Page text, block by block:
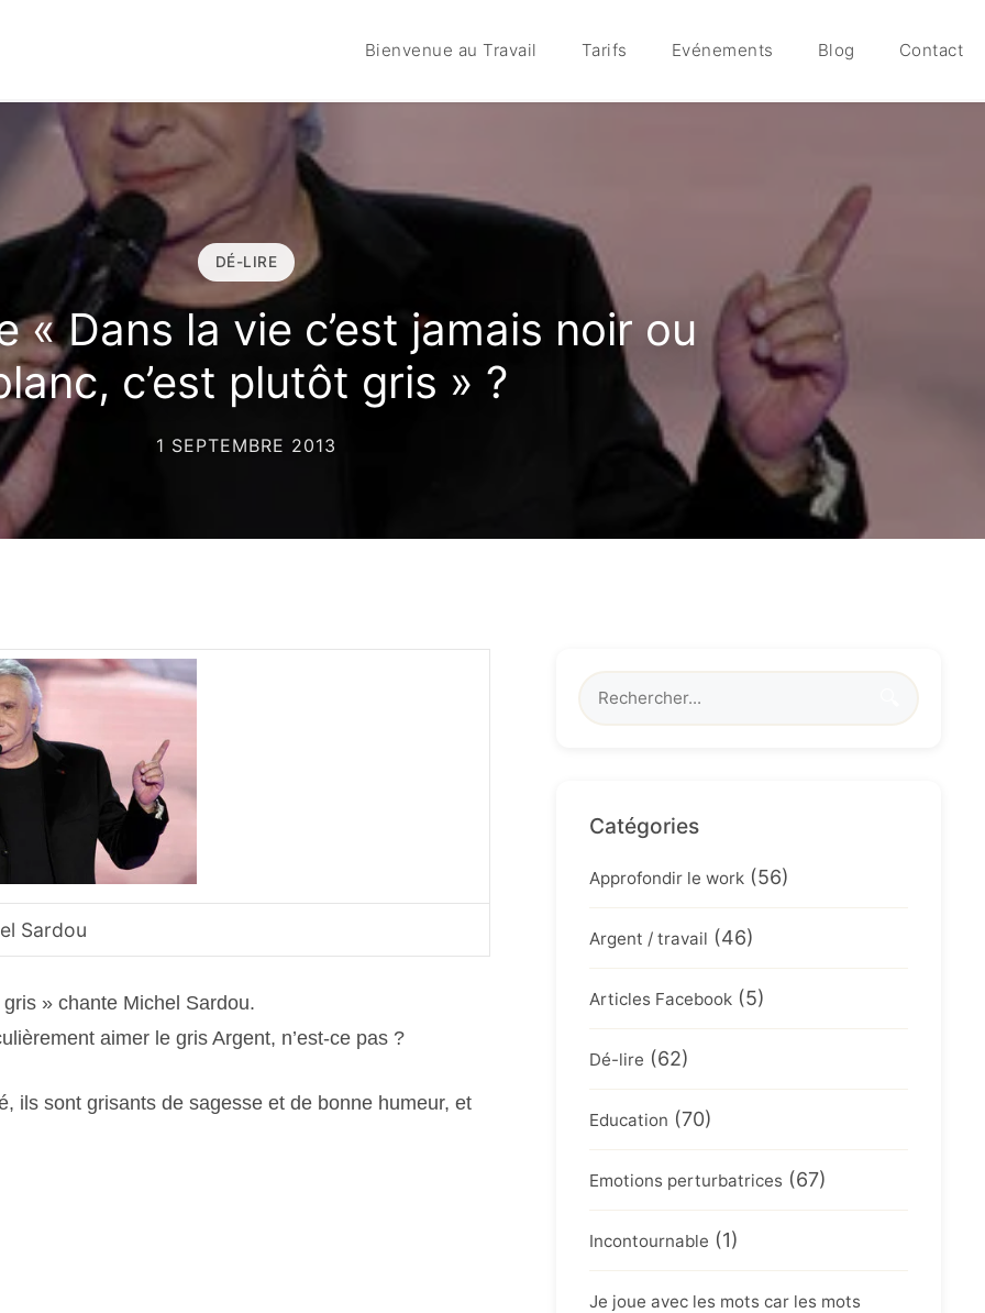
Bienvenue au Travail Tarifs Evénements Blog Contact
DÉ-LIRE
« Dans la vie c’est jamais noir ou
c’est plutôt gris » ?
1 SEPTEMBRE 2013
Sardou
» chante Michel Sardou.
aimer le gris Argent, n’est-ce pas ?
ils sont grisants de sagesse et de bonne humeur, et
Catégories
Approfondir le work (56)
Argent / travail (46)
Articles Facebook (5)
Dé-lire (62)
Education (70)
Emotions perturbatrices (67)
Incontournable (1)
Je joue avec les mots car les mots